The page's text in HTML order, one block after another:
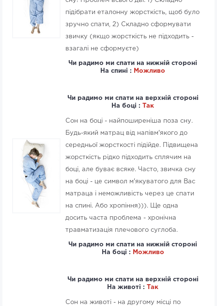
підібрати еталонну жорсткість, щоб було
зручно спати, 2) Складно сформувати
звичку (якщо жорсткість не підходить -
взагалі не сформуєте)
Чи радимо ми спати на нижній стороні
На спині :
Можливо
Чи радимо ми спати на верхній стороні
На боці :
Так
Сон на боці - найпоширеніша поза сну.
Будь-який матрац від напівм'якого до
середньої жорсткості підійде. Підвищена
жорсткість рідко підходить сплячим на
боці, але буває всяке. Часто, звичка сну
на боці - це символ м'якуватого для Вас
матраца і неможливість через це спати
на спині. Або хропіння))). Ще одна
досить часта проблема - хронічна
травматизація плечового суглоба.
Чи радимо ми спати на нижній стороні
На боці :
Можливо
Чи радимо ми спати на верхній стороні
На животі :
Так
Сон на животі - на другому місці по